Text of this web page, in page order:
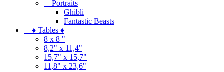
Portraits
Ghibli
Fantastic Beasts
♦ Tables ♦
8 x 8 "
8,2" x 11,4"
15,7" x 15,7"
11,8" x 23,6"